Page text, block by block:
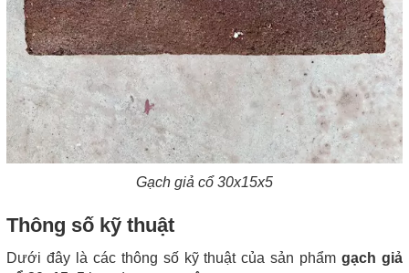
Gạch giả cổ 30x15x5
Thông số kỹ thuật
Dưới đây là các thông số kỹ thuật của sản phẩmgạch giả